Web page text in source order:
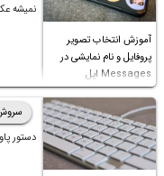
آموزش انتخاب تصویر
پروفایل و نام نمایشی در
Messages اپل
نمیشه
دستور